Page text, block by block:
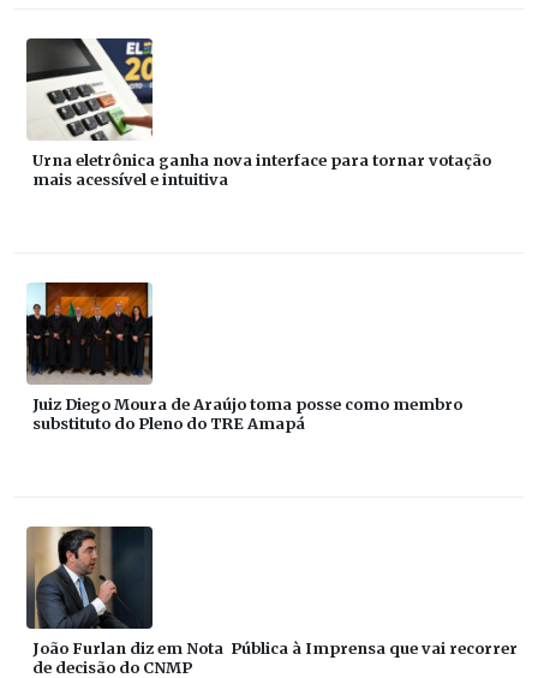
Urna eletrônica ganha nova interface para tornar votação
mais acessível e intuitiva
Juiz Diego Moura de Araújo toma posse como membro
substituto do Pleno do TRE Amapá
João Furlan diz em Nota Pública à Imprensa que vai recorrer
de decisão do CNMP